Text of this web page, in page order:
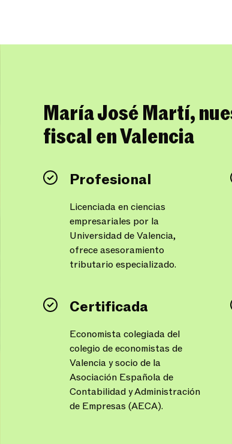
María José Martí,
fiscal en Valencia
Profesional
Licenciada en ciencias
empresariales por la
Universidad de Valencia,
ofrece asesoramiento
tributario especializado.
Certificada
Economista colegiada del
colegio de economistas de
Valencia y socio de la
Asociación Española de
Contabilidad y Administración
de Empresas (AECA).